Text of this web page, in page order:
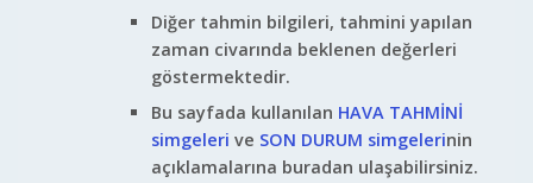
Diğer tahmin bilgileri, tahmini yapılan
zaman civarında beklenen değerleri
göstermektedir.
Bu sayfada kullanılan HAVA TAHMİNİ
simgeleri ve SON DURUM simgelerinin
açıklamalarına buradan ulaşabilirsiniz.